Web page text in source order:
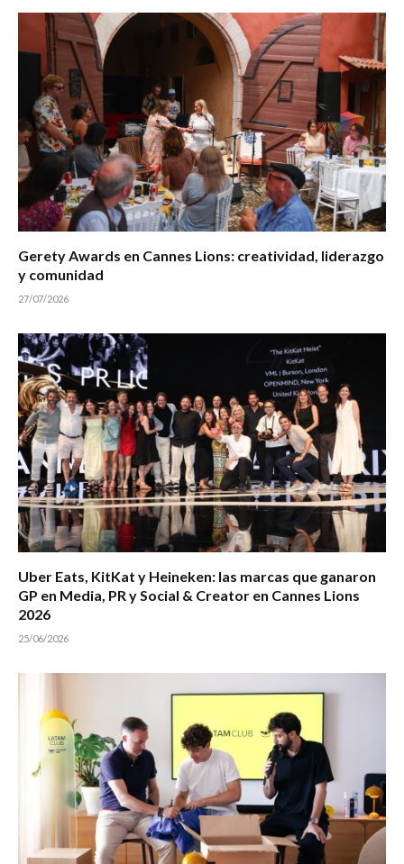
Gerety Awards en Cannes Lions: creatividad, liderazgo
y comunidad
27/07/2026
Uber Eats, KitKat y Heineken: las marcas que ganaron
GP en Media, PR y Social & Creator en Cannes Lions
2026
25/06/2026